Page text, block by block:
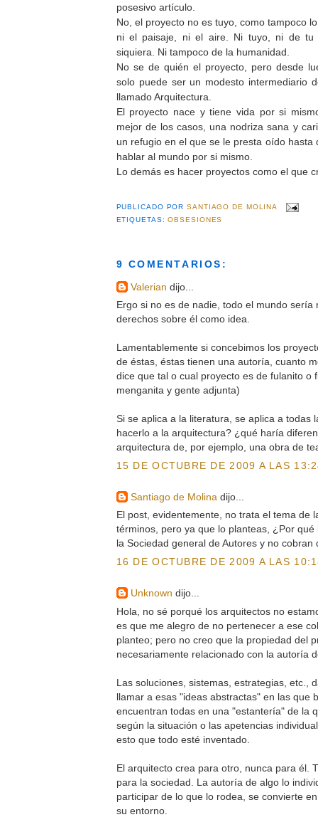
posesivo artículo.
No, el proyecto no es tuyo, como tampoco
ni el paisaje, ni el aire. Ni tuyo, ni de tu
siquiera. Ni tampoco de la humanidad.
No se de quién el proyecto, pero desde
solo puede ser un modesto intermediario
llamado Arquitectura.
El proyecto nace y tiene vida por si
mejor de los casos, una nodriza sana y
un refugio en el que se le presta oído hasta
hablar al mundo por si mismo.
Lo demás es hacer proyectos como el que
PUBLICADO PORSANTIAGO DE MOLINA
ETIQUETAS:OBSESIONES
9 COMENTARIOS:
Valerian dijo...
Ergo si no es de nadie, todo el mundo sería
derechos sobre él como idea.
Lamentablemente si concebimos los
de éstas, éstas tienen una autoría, cuanto
dice que tal o cual proyecto es de fulanito o
menganita y gente adjunta)
Si se aplica a la literatura, se aplica a todas
hacerlo a la arquitectura? ¿qué haría
arquitectura de, por ejemplo, una obra de
15 DE OCTUBRE DE 2009 A LAS
Santiago de Molina dijo...
El post, evidentemente, no trata el tema de
términos, pero ya que lo planteas, ¿Por
la Sociedad general de Autores y no cobran
16 DE OCTUBRE DE 2009 A LAS
Unknown dijo...
Hola, no sé porqué los arquitectos no
es que me alegro de no pertenecer a ese
planteo; pero no creo que la propiedad del
necesariamente relacionado con la autoría
Las soluciones, sistemas, estrategias, etc.,
llamar a esas "ideas abstractas" en las que
encuentran todas en una "estantería" de la
según la situación o las apetencias
esto que todo esté inventado.
El arquitecto crea para otro, nunca para él.
para la sociedad. La autoría de algo lo
participar de lo que lo rodea, se convierte
su entorno.